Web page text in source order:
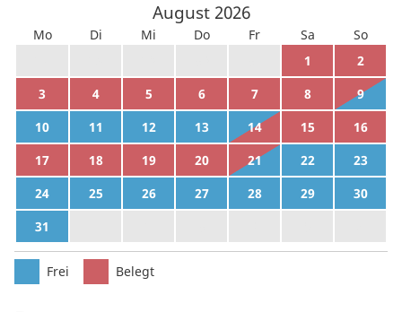
August 2026
Mo Di Mi Do Fr Sa
So
1
2
3
4 5 6 7 8
9
10
11 12 13 14 15
16
17
18 19 20 21 22
23
24
25 26 27 28 29
30
31
Frei Belegt